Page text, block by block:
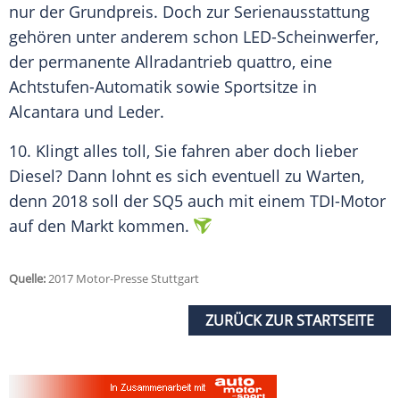
nur der Grundpreis. Doch zur Serienausstattung
gehören unter anderem schon LED-Scheinwerfer,
der permanente Allradantrieb quattro, eine
Achtstufen-Automatik sowie Sportsitze in
Alcantara und Leder.
10. Klingt alles toll, Sie fahren aber doch lieber
Diesel? Dann lohnt es sich eventuell zu Warten,
denn 2018 soll der SQ5 auch mit einem TDI-Motor
auf den Markt kommen.
Quelle:2017 Motor-Presse Stuttgart
ZURÜCK ZUR STARTSEITE